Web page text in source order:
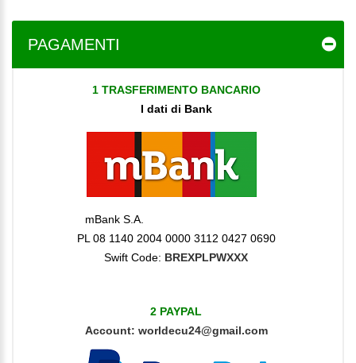
PAGAMENTI
1 TRASFERIMENTO BANCARIO
I dati di Bank
mBank S.A.
PL 08 1140 2004 0000 3112 0427 0690
Swift Code: BREXPLPWXXX
2 PAYPAL
Account: worldecu24@gmail.com